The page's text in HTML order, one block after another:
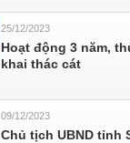
25/12/2023
Hoạt động 3 năm,
khai thác cát
09/12/2023
Chủ tịch UBND tỉnh